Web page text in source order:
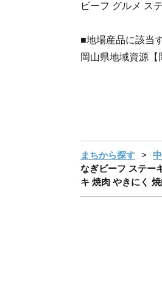
ビーフ グルメ ス
■地場産品に該当
岡山県地域資源【
まちから探す
なぎビーフ ステー
キ 焼肉 やきにく